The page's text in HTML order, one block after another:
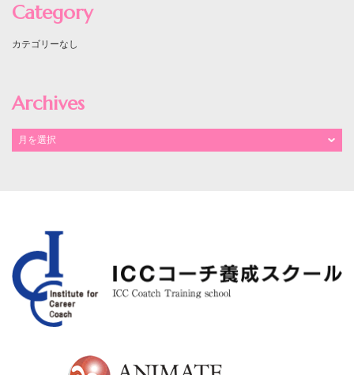
Category
カテゴリーなし
Archives